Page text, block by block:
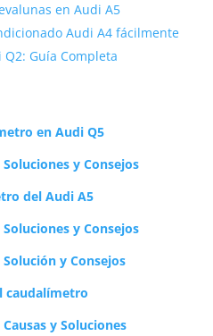
en Audi A5
Audi A4 fácilmente
Guía Completa
en Audi Q5
y Consejos
del Audi A5
y Consejos
y Consejos
caudalímetro
y Soluciones